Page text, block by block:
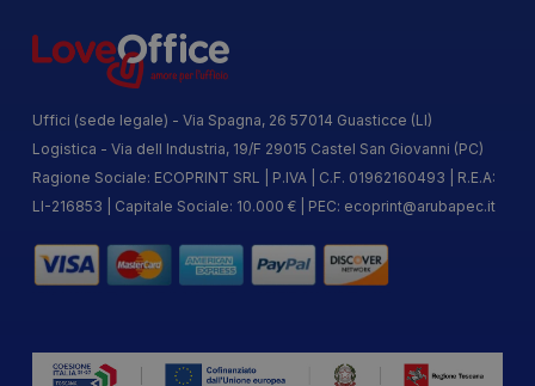
Uffici (sede legale) - Via Spagna, 26 57014 Guasticce (LI)
Logistica - Via dell Industria, 19/F 29015 Castel San Giovanni (PC)
Ragione Sociale: ECOPRINT SRL | P.IVA | C.F. 01962160493 | R.E.A:
LI-216853 | Capitale Sociale: 10.000 € | PEC: ecoprint@arubapec.it